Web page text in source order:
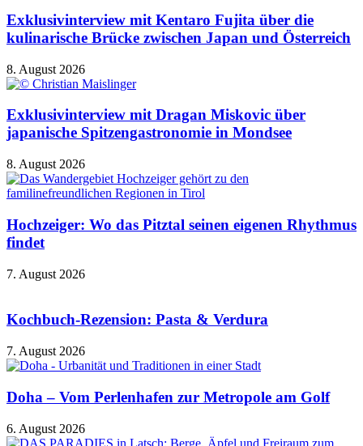
Exklusivinterview mit Kentaro Fujita über die
kulinarische Brücke zwischen Japan und Österreich
8. August 2026
Exklusivinterview mit Dragan Miskovic über
japanische Spitzengastronomie in Mondsee
8. August 2026
Hochzeiger: Wo das Pitztal seinen eigenen Rhythmus
findet
7. August 2026
Kochbuch-Rezension: Pasta & Verdura
7. August 2026
Doha – Vom Perlenhafen zur Metropole am Golf
6. August 2026